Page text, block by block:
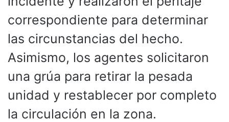
correspondiente para determinar
las circunstancias del hecho.
Asimismo, los agentes solicitaron
una grúa para retirar la pesada
unidad y restablecer por completo
la circulación en la zona.